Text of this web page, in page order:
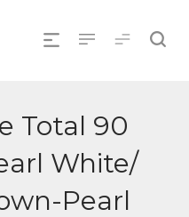
Total 90
White/
Pearl